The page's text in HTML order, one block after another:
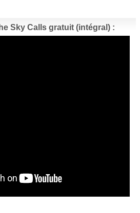
Sky Calls gratuit (intégral) :